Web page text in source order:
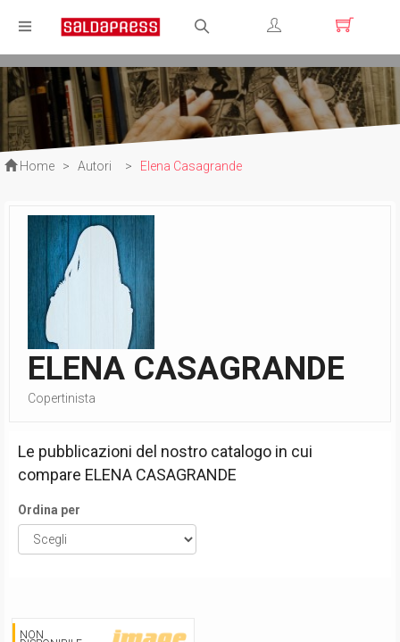
Registrati
Login
Home > Autori > Elena Casagrande
ELENA CASAGRANDE
Copertinista
Le pubblicazioni del nostro catalogo in cui
compare ELENA CASAGRANDE
Ordina per
NON